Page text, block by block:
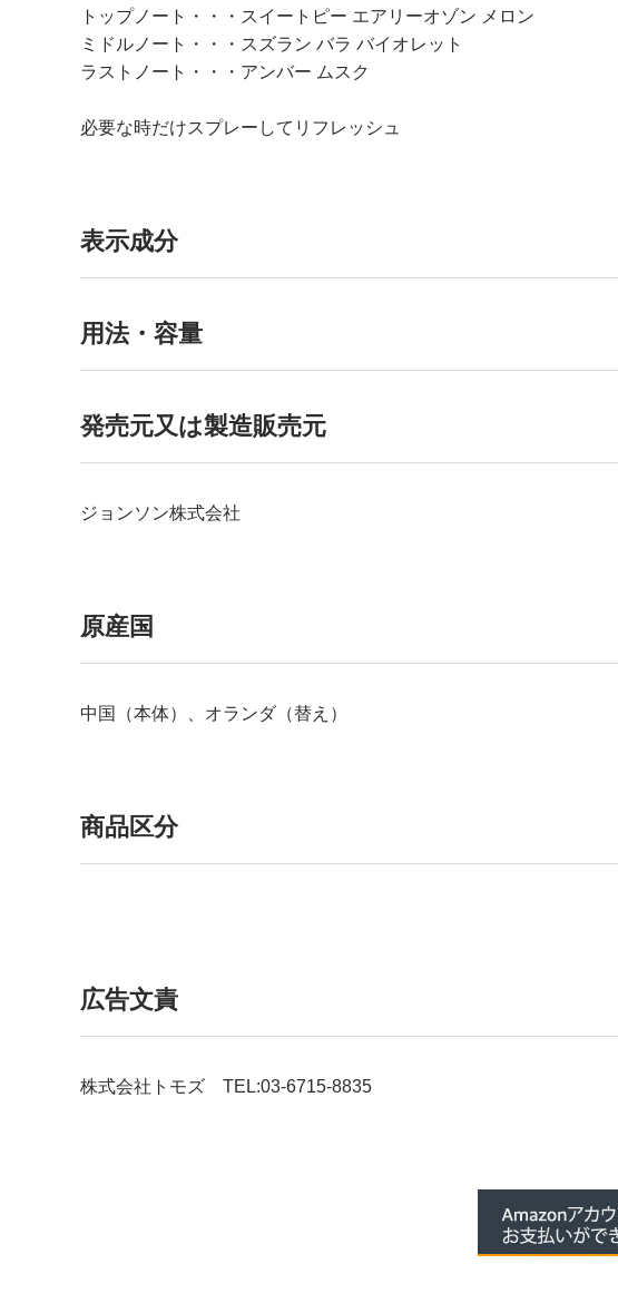
トップノート・・・スイートピー エアリーオゾン メロン
ミドルノート・・・スズラン バラ バイオレット
ラストノート・・・アンバー ムスク
必要な時だけスプレーしてリフレッシュ
表示成分
用法・容量
発売元又は製造販売元
ジョンソン株式会社
原産国
中国（本体）、オランダ（替え）
商品区分
広告文責
株式会社トモズ TEL:03-6715-8835